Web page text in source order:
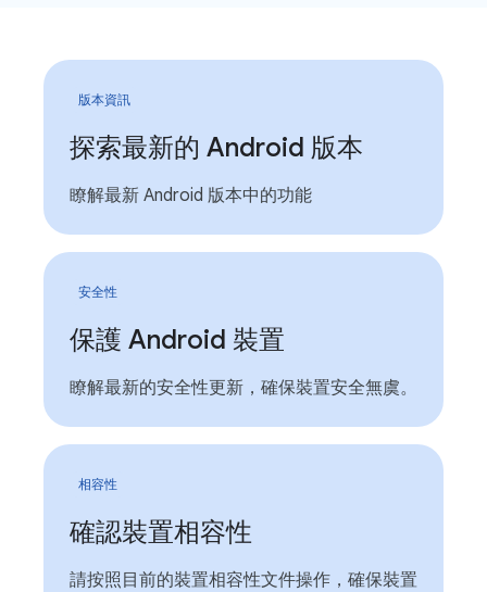
版本資訊
探索最新的 Android 版本
瞭解最新 Android 版本中的功能
安全性
保護 Android 裝置
瞭解最新的安全性更新，確保裝置安全無虞。
相容性
確認裝置相容性
請按照目前的裝置相容性文件操作，確保裝置